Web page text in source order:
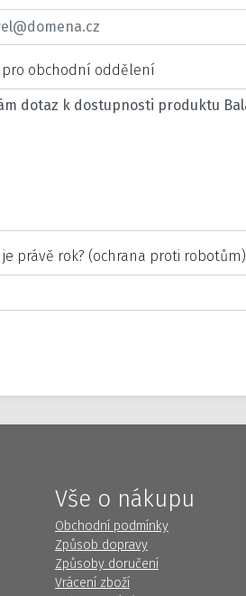
pro obchodní oddělení
je právě rok? (ochrana proti robotům)
Vše o nákupu
Obchodní podmínky
Způsob dopravy
Způsoby doručení
Vrácení zboží